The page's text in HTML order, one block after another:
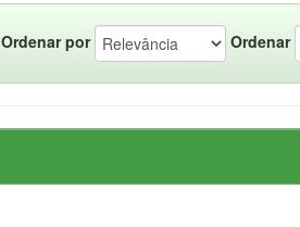
Ordenar por Ordenar